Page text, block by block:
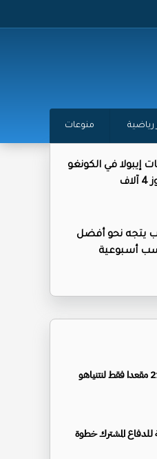
رياضية منوعات
إيبولا في الكونغو
يتجه نحو أفضل
أسبوعية
يواصل الهبوط: 21 مقعدا فقط لنتنياهو
للدفاع المشترك خطوة